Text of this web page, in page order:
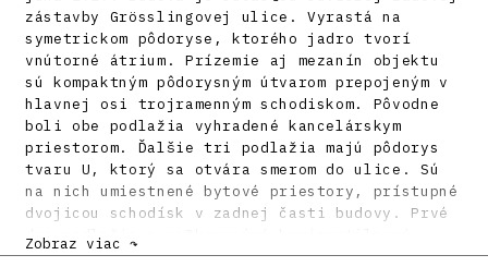
zástavby Grösslingovej ulice. Vyrastá na
symetrickom pôdoryse, ktorého jadro tvorí
vnútorné átrium. Prízemie aj mezanín objektu
sú kompaktným pôdorysným útvarom prepojeným v
hlavnej osi trojramenným schodiskom. Pôvodne
boli obe podlažia vyhradené kancelárskym
priestorom. Ďalšie tri podlažia majú pôdorys
tvaru U, ktorý sa otvára smerom do ulice. Sú
na nich umiestnené bytové priestory, prístupné
dvojicou schodísk v zadnej časti budovy. Prvé
dve podlažia s veľkorysými horizontálnymi
okennými otvormi sú obložené travertínom.
Zobraz viac ↷